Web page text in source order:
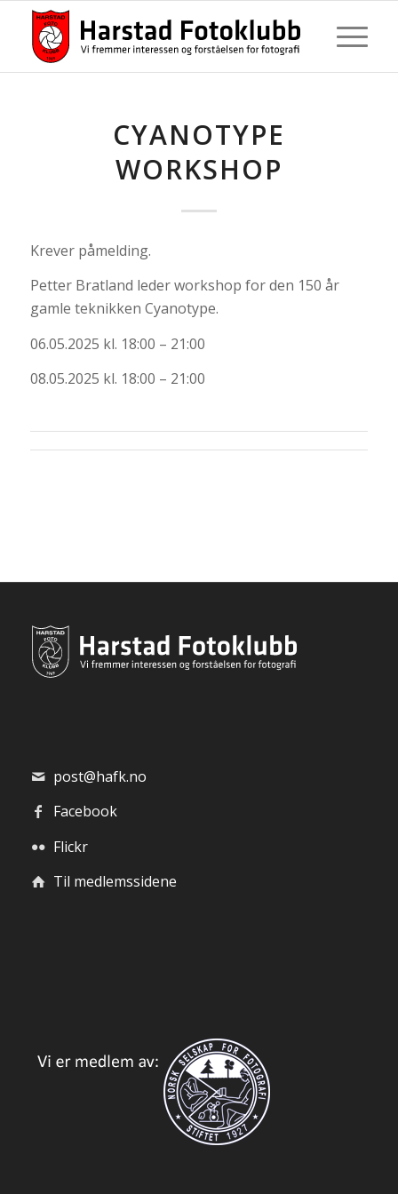
CYANOTYPE
WORKSHOP
Krever påmelding.
Petter Bratland leder workshop for den 150 år
gamle teknikken Cyanotype.
06.05.2025 kl. 18:00 – 21:00
08.05.2025 kl. 18:00 – 21:00
post@hafk.no
Facebook
Flickr
Til medlemssidene